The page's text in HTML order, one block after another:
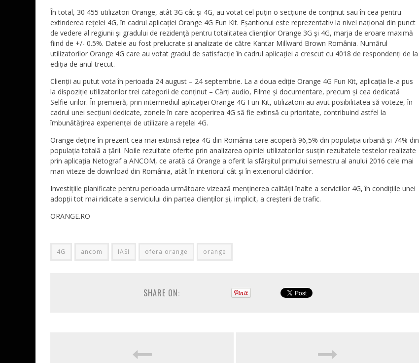
În total, 30 455 utilizatori Orange, atât 3G cât și 4G, au votat cel puțin o secțiune de conținut sau în cea pentru
extinderea rețelei 4G, în cadrul aplicației Orange 4G Fun Kit. Eșantionul este reprezentativ la nivel național din punct
de vedere al regiunii şi gradului de rezidenţă pentru totalitatea clienților Orange 3G şi 4G, marja de eroare maximă
fiind de +/- 0.5%. Datele au fost prelucrate și analizate de către Kantar Millward Brown România. Numărul
utilizatorilor Orange 4G care au votat gradul de satisfacție în cadrul aplicației a crescut cu 4018 de respondenți de la
ediția de anul trecut.
Clienții au putut vota în perioada 24 august – 24 septembrie. La a doua ediție Orange 4G Fun Kit, aplicația le-a pus
la dispoziție utilizatorilor trei categorii de conținut – Cărți audio, Filme și documentare, precum și cea dedicată
Selfie-urilor. În premieră, prin intermediul aplicației Orange 4G Fun Kit, utilizatorii au avut posibilitatea să voteze, în
cadrul unei secțiuni dedicate, zonele în care acoperirea 4G să fie extinsă cu prioritate, contribuind astfel la
îmbunătățirea experienței de utilizare a rețelei 4G.
Orange deține în prezent cea mai extinsă rețea 4G din România care acoperă 96,5% din populația urbană și 74% din
populația totală a țării. Noile rezultate oferite prin analizarea opiniei utilizatorilor susțin rezultatele testelor realizate
prin aplicația Netograf a ANCOM, ce arată că Orange a oferit la sfârșitul primului semestru al anului 2016 cele mai
mari viteze de download din România, atât în interiorul cât şi în exteriorul clădirilor.
Investițiile planificate pentru perioada următoare vizează menținerea calității înalte a serviciilor 4G, în condițiile unei
adopții tot mai ridicate a serviciului din partea clienților și, implicit, a creșterii de trafic.
ORANGE.RO
4G ancom IASI ofera orange orange
SHARE ON: